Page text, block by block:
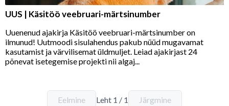
UUS | Käsitöö veebruari-märtsinumber
Uuenenud ajakirja Käsitöö veebruari-märtsinumber on
ilmunud! Uutmoodi sisulahendus pakub nüüd mugavamat
kasutamist ja värvilisemat üldmuljet. Leiad ajakirjast 24
põnevat isetegemise projekti nii algaj...
Eelmine Leht 1 / 1 Järgmine